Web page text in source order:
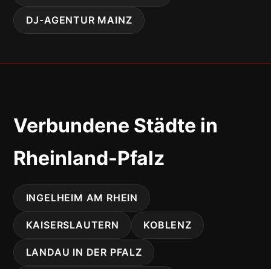
DJ-AGENTUR MAINZ
Verbundene Städte in
Rheinland-Pfalz
INGELHEIM AM RHEIN
KAISERSLAUTERN KOBLENZ
LANDAU IN DER PFALZ